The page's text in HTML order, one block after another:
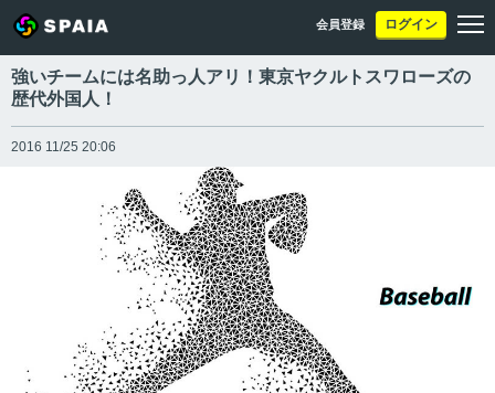
会員登録 ログイン
強いチームには名助っ人アリ！東京ヤクルトスワローズの
歴代外国人！
2016 11/25 20:06